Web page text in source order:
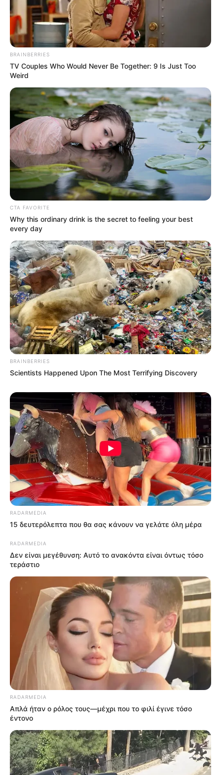
BRAINBERRIES
TV Couples Who Would Never Be Together: 9 Is Just Too
Weird
CTA FAVORITE
Why this ordinary drink is the secret to feeling your best
every day
BRAINBERRIES
Scientists Happened Upon The Most Terrifying Discovery
RADARMEDIA
15 δευτερόλεπτα που θα σας κάνουν να γελάτε όλη μέρα
RADARMEDIA
Δεν είναι μεγέθυνση: Αυτό το ανακόντα είναι όντως τόσο
τεράστιο
RADARMEDIA
Απλά ήταν ο ρόλος τους—μέχρι που το φιλί έγινε τόσο
έντονο